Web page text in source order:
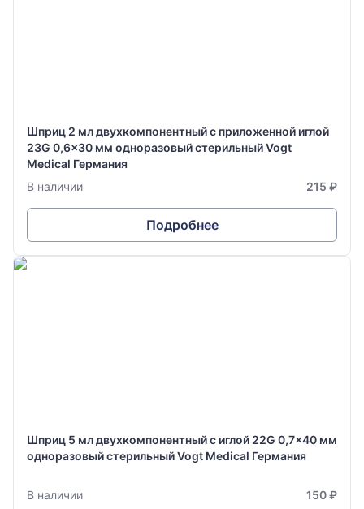
Шприц 2 мл двухкомпонентный с приложенной иглой
23G 0,6x30 мм одноразовый стерильный Vogt
Medical Германия
В наличии
215 ₽
Подробнее
Шприц 5 мл двухкомпонентный с иглой 22G 0,7x40 мм
одноразовый стерильный Vogt Medical Германия
В наличии 150 ₽